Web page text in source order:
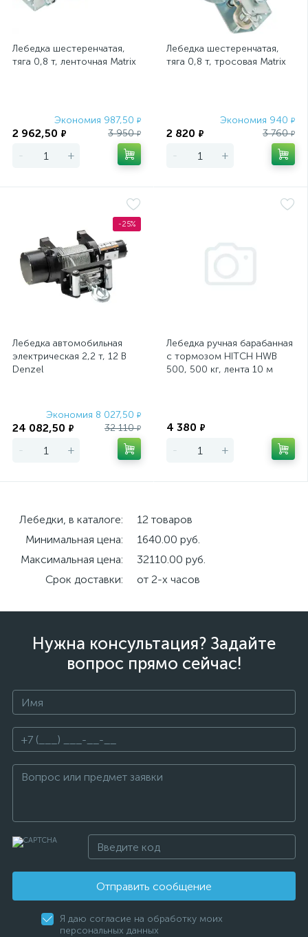
Лебедка шестеренчатая,
тяга 0,8 т, ленточная Matrix
Экономия 987,50 ₽
2 962,50 ₽ 3 950₽
- +
Лебедка шестеренчатая,
тяга 0,8 т, тросовая Matrix
Экономия 940 ₽
2 820 ₽ 3 760₽
- +
-25%
Лебедка автомобильная
электрическая 2,2 т, 12 В
Denzel
Экономия 8 027,50 ₽
24 082,50 ₽ 32 110₽
- +
Лебедка ручная барабанная
с тормозом HITCH HWB
500, 500 кг, лента 10 м
4 380 ₽
- +
Лебедки, в каталоге:
12 товаров
Минимальная цена:
1640.00 руб.
Максимальная цена:
32110.00 руб.
Срок доставки:
от 2-х часов
Нужна консультация? Задайте
вопрос прямо сейчас!
Отправить сообщение
Я даю согласие на обработку моих
персональных данных